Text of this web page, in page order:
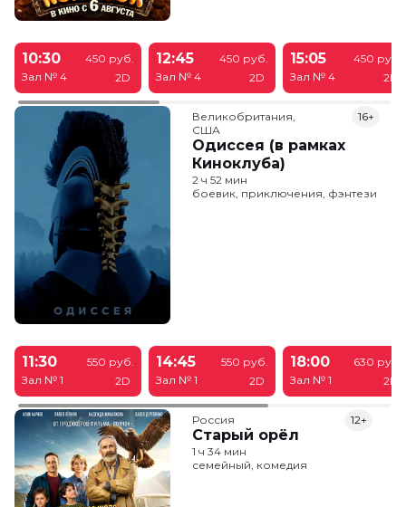
10:30
Зал № 4
450 руб.
2D
12:45
Зал № 4
450 руб.
2D
15:05
Зал № 4
450 руб.
2D
Великобритания,
США
Одиссея (в рамках
Киноклуба)
16+
2 ч 52 мин
боевик, приключения, фэнтези
11:30
Зал № 1
550 руб.
2D
14:45
Зал № 1
550 руб.
2D
18:00
Зал № 1
630 руб.
2D
Россия
Старый орёл
12+
1 ч 34 мин
семейный, комедия